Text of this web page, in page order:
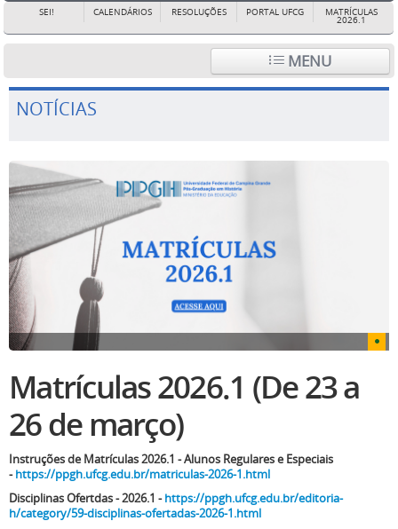
SEI! CALENDÁRIOS RESOLUÇÕES PORTAL UFCG MATRÍCULAS
2026.1
MENU
NOTÍCIAS
Matrículas 2026.1 (De 23 a
26 de março)
Instruções de Matrículas 2026.1 - Alunos Regulares e Especiais
-https://ppgh.ufcg.edu.br/matriculas-2026-1.html
Disciplinas Ofertdas - 2026.1 -https://ppgh.ufcg.edu.br/editoria-
h/category/59-disciplinas-ofertadas-2026-1.html